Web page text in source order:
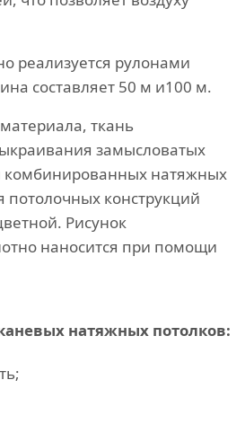
реализуется рулонами
составляет 50 м и100 м.
ткань
замысловатых
комбинированных натяжных
потолочных конструкций
Рисунок
наносится при помощи
натяжных потолков: